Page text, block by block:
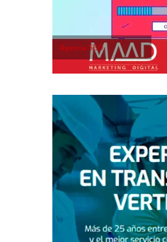
Agencia SEO